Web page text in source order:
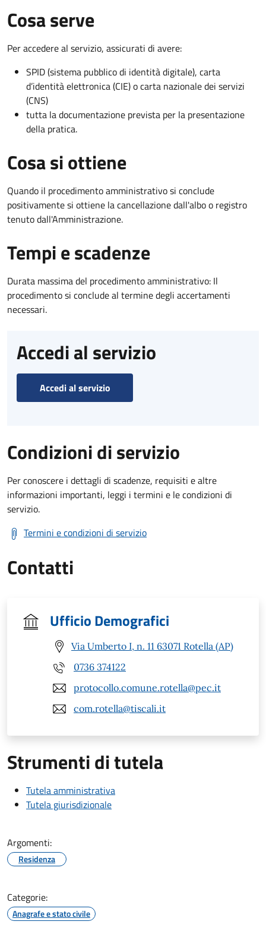
Cosa serve
Per accedere al servizio, assicurati di avere:
SPID (sistema pubblico di identità digitale), carta
d’identità elettronica (CIE) o carta nazionale dei servizi
(CNS)
tutta la documentazione prevista per la presentazione
della pratica.
Cosa si ottiene
Quando il procedimento amministrativo si conclude
positivamente si ottiene la cancellazione dall'albo o registro
tenuto dall'Amministrazione.
Tempi e scadenze
Durata massima del procedimento amministrativo: Il
procedimento si conclude al termine degli accertamenti
necessari.
Accedi al servizio
Accedi al servizio
Condizioni di servizio
Per conoscere i dettagli di scadenze, requisiti e altre
informazioni importanti, leggi i termini e le condizioni di
servizio.
Termini e condizioni di servizio
Contatti
Ufficio Demografici
Via Umberto I, n. 11 63071 Rotella (AP)
0736 374122
protocollo.comune.rotella@pec.it
com.rotella@tiscali.it
Strumenti di tutela
Tutela amministrativa
Tutela giurisdizionale
Argomenti:
Residenza
Categorie:
Anagrafe e stato civile